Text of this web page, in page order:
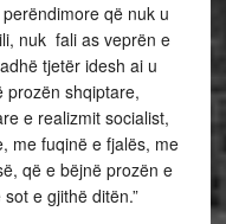
që nuk u
nuk fali as veprën e
tjetër idesh ai u
prozën shqiptare,
e realizmit socialist,
me fuqinë e fjalës, me
që e bëjnë prozën e
e gjithë ditën.”